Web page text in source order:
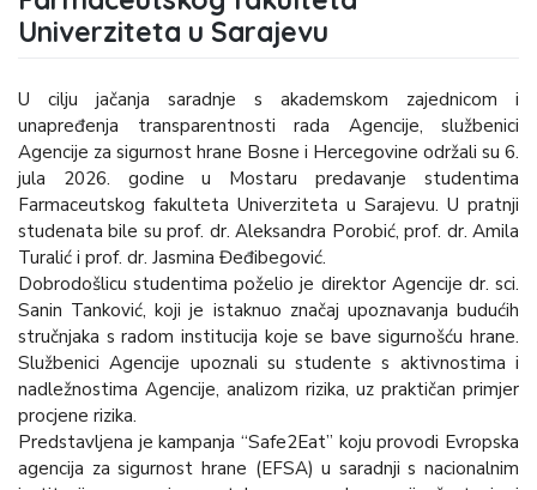
Univerziteta u Sarajevu
U cilju jačanja saradnje s akademskom zajednicom i
unapređenja transparentnosti rada Agencije, službenici
Agencije za sigurnost hrane Bosne i Hercegovine održali su 6.
jula 2026. godine u Mostaru predavanje studentima
Farmaceutskog fakulteta Univerziteta u Sarajevu. U pratnji
studenata bile su prof. dr. Aleksandra Porobić, prof. dr. Amila
Turalić i prof. dr. Jasmina Đeđibegović.
Dobrodošlicu studentima poželio je direktor Agencije dr. sci.
Sanin Tanković, koji je istaknuo značaj upoznavanja budućih
stručnjaka s radom institucija koje se bave sigurnošću hrane.
Službenici Agencije upoznali su studente s aktivnostima i
nadležnostima Agencije, analizom rizika, uz praktičan primjer
procjene rizika.
Predstavljena je kampanja “Safe2Eat” koju provodi Evropska
agencija za sigurnost hrane (EFSA) u saradnji s nacionalnim